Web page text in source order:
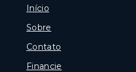
Início
Sobre
Contato
Financie